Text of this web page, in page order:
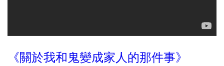
《關於我和鬼變成家人的那件事》